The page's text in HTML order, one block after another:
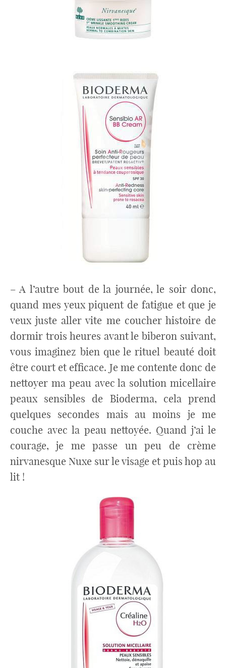
– A l’autre bout de la journée, le soir donc,
quand mes yeux piquent de fatigue et que je
veux juste aller vite me coucher histoire de
dormir trois heures avant le biberon suivant,
vous imaginez bien que le rituel beauté doit
être court et efficace. Je me contente donc de
nettoyer ma peau avec la solution micellaire
peaux sensibles de Bioderma, cela prend
quelques secondes mais au moins je me
couche avec la peau nettoyée. Quand j’ai le
courage, je me passe un peu de crème
nirvanesque Nuxe sur le visage et puis hop au
lit !